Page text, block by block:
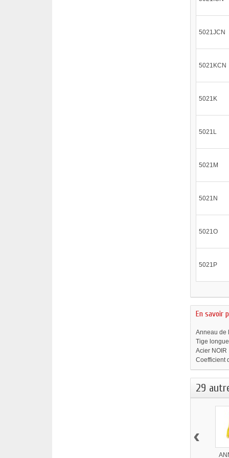
5021JCN
5021KCN
5021K
5021L
5021M
5021N
5021O
5021P
En savoir
Anneau de
Tige
Acier NOIR
Coefficient
29
‹